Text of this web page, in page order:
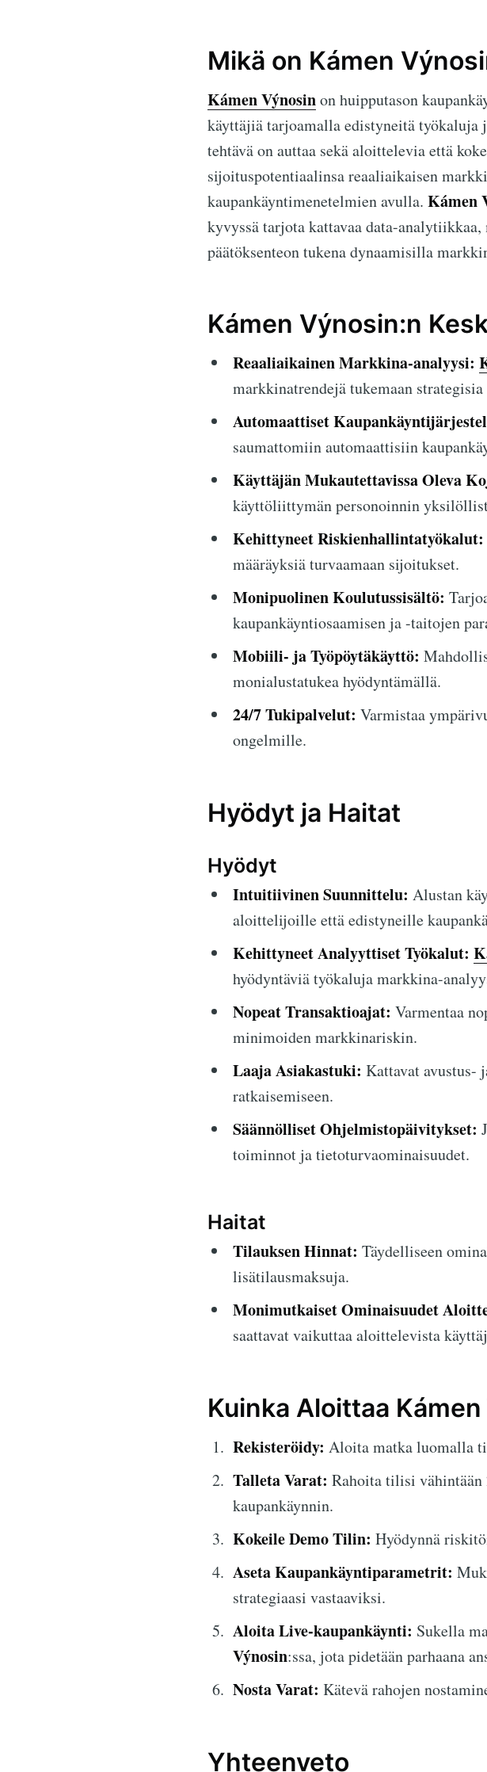
Mikä on Kámen
Kámen Výnosinon huipputason
käyttäjiä tarjoamalla edistyneitä työkaluja
tehtävä on auttaa sekä aloittelevia että
sijoituspotentiaalinsa reaaliaikaisen
kaupankäyntimenetelmien avulla. Kámen
kyvyssä tarjota kattavaa data-
päätöksenteon tukena dynaamisilla
Kámen Výnosin:n
Reaaliaikainen Markkina-analyysi:
markkinatrendejä tukemaan
Automaattiset
saumattomiin automaattisiin
Käyttäjän Mukautettavissa Oleva
käyttöliittymän personoinnin
Kehittyneet Riskienhallintatyökalut:
määräyksiä turvaamaan sijoitukset.
Monipuolinen Koulutussisältö:
kaupankäyntiosaamisen ja -taitojen
Mobiili- ja Työpöytäkäyttö:
monialustatukea hyödyntämällä.
24/7 Tukipalvelut: Varmistaa
ongelmille.
Hyödyt ja Haitat
Hyödyt
Intuitiivinen Suunnittelu: Alustan
aloittelijoille että edistyneille
Kehittyneet Analyyttiset Työkalut:
hyödyntäviä työkaluja markkina-
Nopeat Transaktioajat: Varmentaa
minimoiden markkinariskin.
Laaja Asiakastuki: Kattavat avustus-
ratkaisemiseen.
Säännölliset Ohjelmistopäivitykset:
toiminnot ja tietoturvaominaisuudet.
Haitat
Tilauksen Hinnat: Täydelliseen
lisätilausmaksuja.
Monimutkaiset Ominaisuudet
saattavat vaikuttaa aloittelevista
Kuinka Aloittaa
Rekisteröidy: Aloita matka luomalla
Talleta Varat: Rahoita tilisi
kaupankäynnin.
Kokeile Demo Tilin: Hyödynnä
Aseta Kaupankäyntiparametrit:
strategiaasi vastaaviksi.
Aloita Live-kaupankäynti: Sukella
Výnosin:ssa, jota pidetään parhaana
Nosta Varat: Kätevä rahojen
Yhteenveto